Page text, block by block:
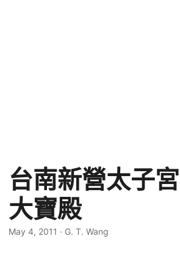
台南新營太子
大寶殿
May 4, 2011 · G. T. Wang